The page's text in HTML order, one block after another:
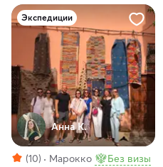
Экспедиции
Анна К.
(10) Марокко Без визы